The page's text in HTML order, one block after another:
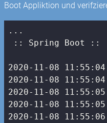
Boot Appliktion und
...
:: Spring Boot ::
2020-11-08
2020-11-08
2020-11-08
2020-11-08
2020-11-08